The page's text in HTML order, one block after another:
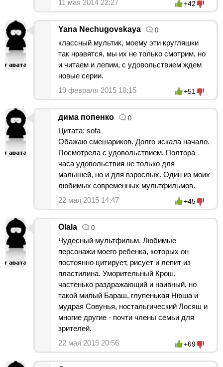
11 мая 2014 22:27
+42
Yana Nechugovskaya 0
классный мультик, моему эти кругляшки
так нравятся, мы их не только смотрим, но
и читаем и лепим, с удовольствием ждем
новые серии.
19 февраля 2015 18:15
+51
дима попенко 0
Цитата: sofa
Обажаю смешариков. Долго искала начало.
Посмотрела с удовольствием. Полтора
часа удовольствия не только для
малышей, но и для взрослых. Один из моих
любимых современных мультфильмов.
22 мая 2015 14:47
+45
Olala 0
Чудесный мультфильм. Любимые
персонажи моего ребенка, которых он
постоянно цитирует, рисует и лепит из
пластилина. Уморительный Крош,
частенько раздражающий и наивный, но
такой милый Бараш, глупенькая Нюша и
мудрая Совунья, ностальгический Лосяш и
многие другие - почти члены семьи для
зрителей.
22 мая 2015 20:56
+69